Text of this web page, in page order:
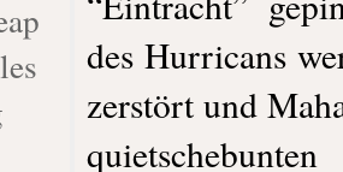
des Hurricans
zerstört und